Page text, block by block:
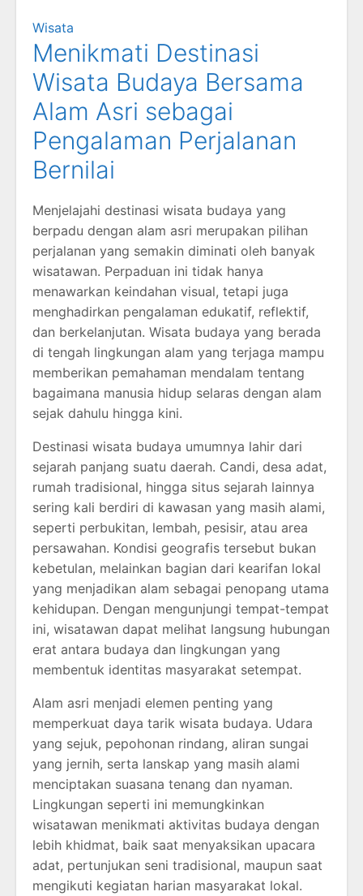
Wisata
Menikmati Destinasi
Wisata Budaya Bersama
Alam Asri sebagai
Pengalaman Perjalanan
Bernilai
Menjelajahi destinasi wisata budaya yang
berpadu dengan alam asri merupakan pilihan
perjalanan yang semakin diminati oleh banyak
wisatawan. Perpaduan ini tidak hanya
menawarkan keindahan visual, tetapi juga
menghadirkan pengalaman edukatif, reflektif,
dan berkelanjutan. Wisata budaya yang berada
di tengah lingkungan alam yang terjaga mampu
memberikan pemahaman mendalam tentang
bagaimana manusia hidup selaras dengan alam
sejak dahulu hingga kini.
Destinasi wisata budaya umumnya lahir dari
sejarah panjang suatu daerah. Candi, desa adat,
rumah tradisional, hingga situs sejarah lainnya
sering kali berdiri di kawasan yang masih alami,
seperti perbukitan, lembah, pesisir, atau area
persawahan. Kondisi geografis tersebut bukan
kebetulan, melainkan bagian dari kearifan lokal
yang menjadikan alam sebagai penopang utama
kehidupan. Dengan mengunjungi tempat-tempat
ini, wisatawan dapat melihat langsung hubungan
erat antara budaya dan lingkungan yang
membentuk identitas masyarakat setempat.
Alam asri menjadi elemen penting yang
memperkuat daya tarik wisata budaya. Udara
yang sejuk, pepohonan rindang, aliran sungai
yang jernih, serta lanskap yang masih alami
menciptakan suasana tenang dan nyaman.
Lingkungan seperti ini memungkinkan
wisatawan menikmati aktivitas budaya dengan
lebih khidmat, baik saat menyaksikan upacara
adat, pertunjukan seni tradisional, maupun saat
mengikuti kegiatan harian masyarakat lokal.